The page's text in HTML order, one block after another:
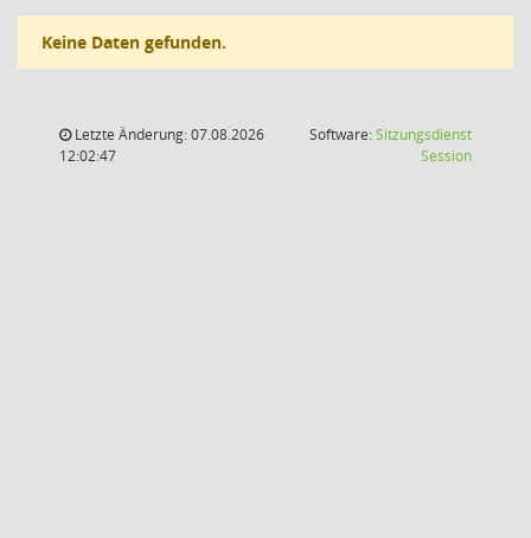
Keine Daten gefunden.
Letzte Änderung: 07.08.2026
12:02:47
Software:Sitzungsdienst
Session(Wird in